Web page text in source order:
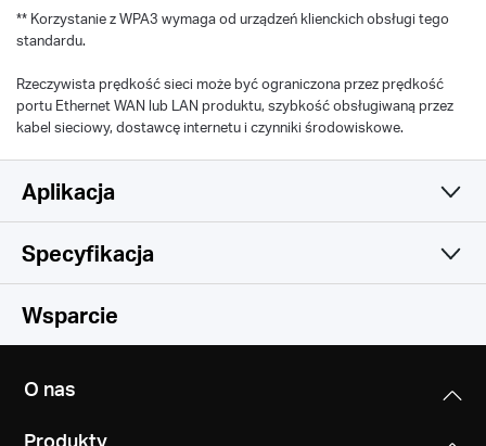
** Korzystanie z WPA3 wymaga od urządzeń klienckich obsługi tego
standardu.
Rzeczywista prędkość sieci może być ograniczona przez prędkość
portu Ethernet WAN lub LAN produktu, szybkość obsługiwaną przez
kabel sieciowy, dostawcę internetu i czynniki środowiskowe.
Aplikacja
Prosta i funkcjonalna
Specyfikacja
Sieć bezprzewodowa
802.11be/ax/ac/a/b/g/n
Wsparcie
O nas
Produkty